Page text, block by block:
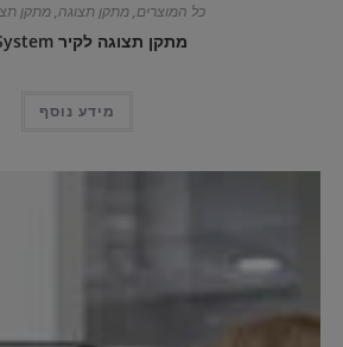
כל המוצרים,מתקן תצוגה,מתקן
מתקן תצוגה לקיר 3D System
מידע נוסף